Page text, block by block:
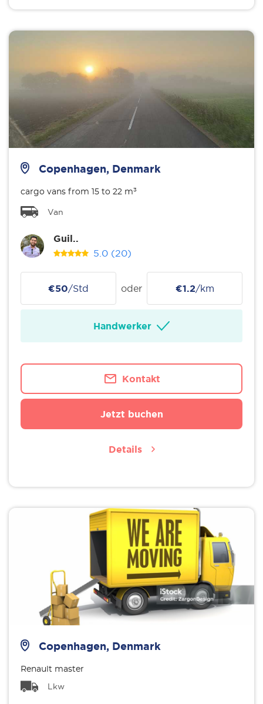
Copenhagen, Denmark
cargo vans from 15 to 22 m³
Van
Guil..
5.0 (20)
€50/Std oder €1.2/km
Handwerker
Kontakt
Jetzt buchen
Details
Copenhagen, Denmark
Renault master
Lkw